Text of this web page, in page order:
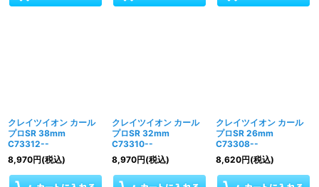
クレイツイオン カール
プロSR 38mm
C73312--
8,970円(税込)
クレイツイオン カール
プロSR 32mm
C73310--
8,970円(税込)
クレイツイオン カール
プロSR 26mm
C73308--
8,620円(税込)